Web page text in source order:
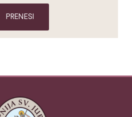
PRENESI